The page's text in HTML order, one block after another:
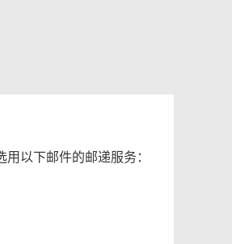
以下邮件的邮递服务：